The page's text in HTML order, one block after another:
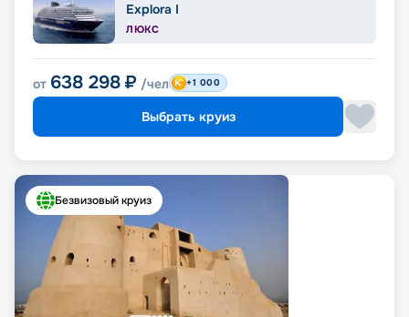
Explora I
ЛЮКС
от 638 298 ₽ /чел +1 000
Выбрать круиз
Безвизовый круиз